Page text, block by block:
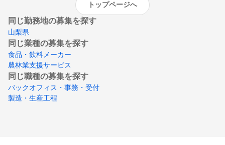
トップページへ
同じ勤務地の募集を探す
山梨県
同じ業種の募集を探す
食品・飲料メーカー
農林業支援サービス
同じ職種の募集を探す
バックオフィス・事務・受付
製造・生産工程